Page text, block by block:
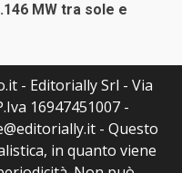
MW tra sole e
- Editorially Srl - Via
16947451007 -
- Questo
in quanto viene